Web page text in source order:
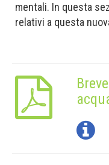
mentali. In questa
relativi a questa